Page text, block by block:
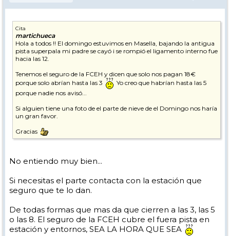
Cita
martichueca
Hola a todos !! El domingo estuvimos en Masella, bajando la antigua
pista superpala mi padre se cayó i se rompió el ligamento interno fue
hacia las 12.
Tenemos el seguro de la FCEH y dicen que solo nos pagan 18€
porque solo abrían hasta las 3
Yo creo que habrían hasta las 5
porque nadie nos avisó...
Si alguien tiene una foto de el parte de nieve de el Domingo nos haría
un gran favor.
Gracias
No entiendo muy bien...
Si necesitas el parte contacta con la estación que
seguro que te lo dan.
De todas formas que mas da que cierren a las 3, las 5
o las 8. El seguro de la FCEH cubre el fuera pista en
estación y entornos, SEA LA HORA QUE SEA